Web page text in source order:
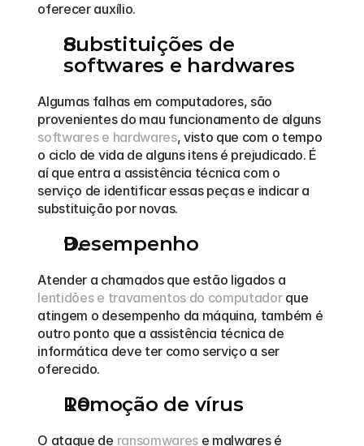
oferecer auxílio.
Substituições de
softwares e hardwares
Algumas falhas em computadores, são
provenientes do mau funcionamento de alguns
softwares e hardwares, visto que com o tempo
o ciclo de vida de alguns itens é prejudicado. É
aí que entra a assistência técnica com o
serviço de identificar essas peças e indicar a
substituição por novas.
Desempenho
lentidões e travamentos do computador que
atingem o desempenho da máquina, também é
outro ponto que a assistência técnica de
informática deve ter como serviço a ser
oferecido.
Remoção de vírus
O ataque de ransomwares e malwares é